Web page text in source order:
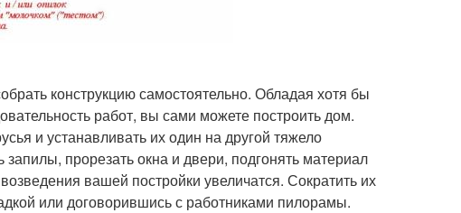
конструкцию самостоятельно. Обладая хотя бы
работ, вы сами можете построить дом.
и устанавливать их один на другой тяжело
прорезать окна и двери, подгонять материал
вашей постройки увеличатся. Сократить их
или договорившись с работниками пилорамы.